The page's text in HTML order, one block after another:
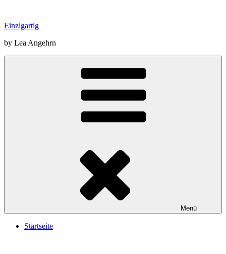
springen
Einzigartig
by Lea Angehrn
Menü
Startseite